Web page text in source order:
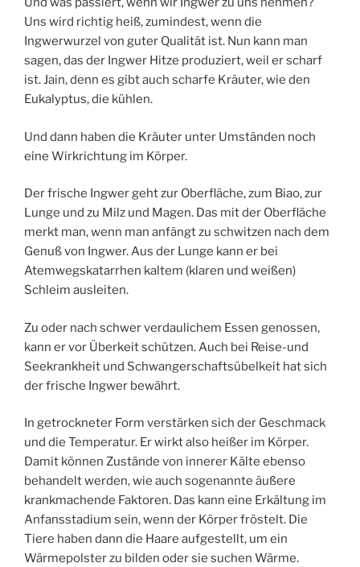
Uns wird richtig heiß, zumindest, wenn die
Ingwerwurzel von guter Qualität ist. Nun kann man
sagen, das der Ingwer Hitze produziert, weil er scharf
ist. Jain, denn es gibt auch scharfe Kräuter, wie den
Eukalyptus, die kühlen.
Und dann haben die Kräuter unter Umständen noch
eine Wirkrichtung im Körper.
Der frische Ingwer geht zur Oberfläche, zum Biao, zur
Lunge und zu Milz und Magen. Das mit der Oberfläche
merkt man, wenn man anfängt zu schwitzen nach dem
Genuß von Ingwer. Aus der Lunge kann er bei
Atemwegskatarrhen kaltem (klaren und weißen)
Schleim ausleiten.
Zu oder nach schwer verdaulichem Essen genossen,
kann er vor Überkeit schützen. Auch bei Reise-und
Seekrankheit und Schwangerschaftsübelkeit hat sich
der frische Ingwer bewährt.
In getrockneter Form verstärken sich der Geschmack
und die Temperatur. Er wirkt also heißer im Körper.
Damit können Zustände von innerer Kälte ebenso
behandelt werden, wie auch sogenannte äußere
krankmachende Faktoren. Das kann eine Erkältung im
Anfansstadium sein, wenn der Körper fröstelt. Die
Tiere haben dann die Haare aufgestellt, um ein
Wärmepolster zu bilden oder sie suchen Wärme.